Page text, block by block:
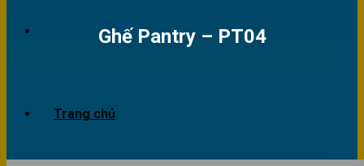
Trang chủ
Ghế Pantry – PT04